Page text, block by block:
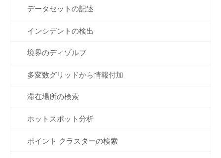
データセットの記述
インシデントの検出
境界のディゾルブ
多変数グリッドから情報付加
滞在場所の検索
ホットスポット分析
ポイント クラスターの検索